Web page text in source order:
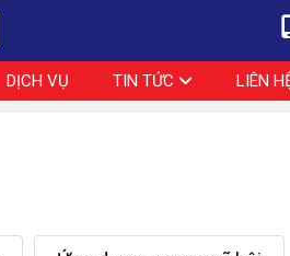
DỊCH VỤ TIN TỨC LIÊN